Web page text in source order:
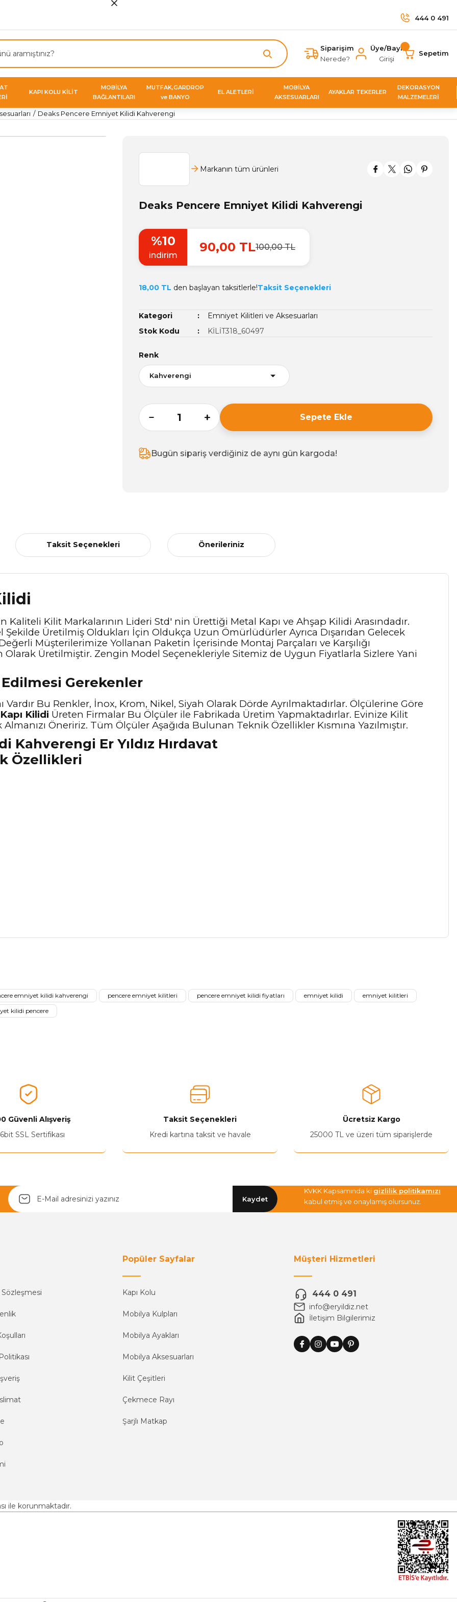
444 0 491
Siparişim
Nerede?
Üye/Bayi
Girişi
Sepetim
KAPI KOLU KİLİT
MOBİLYA
BAĞLANTILARI
MUTFAK,GARDROP
ve BANYO
EL ALETLERİ
MOBİLYA
AKSESUARLARI
AYAKLAR TEKERLER
DEKORASYON
MALZEMELERİ
Deaks Pencere Emniyet Kilidi Kahverengi
Markanın tüm ürünleri
Deaks Pencere Emniyet Kilidi Kahverengi
%10
indirim
90,00 TL100,00 TL
18,00 TL den başlayan taksitlerle!Taksit Seçenekleri
Kategori
Emniyet Kilitleri ve Aksesuarları
Stok Kodu
KİLİT318_60497
Renk
Sepete Ekle
Bugün sipariş verdiğiniz de aynı gün kargoda!
Taksit Seçenekleri Önerileriniz
Kilit Markalarının Lideri Std' nin Ürettiği Metal Kapı ve Ahşap Kilidi Arasındadır.
Üretilmiş Oldukları İçin Oldukça Uzun Ömürlüdürler Ayrıca Dışarıdan Gelecek
Müşterilerimize Yollanan Paketin İçerisinde Montaj Parçaları ve Karşılığı
Üretilmiştir. Zengin Model Seçenekleriyle Sitemiz de Uygun Fiyatlarla Sizlere Yani
Gerekenler
Vardır Bu Renkler, İnox, Krom, Nikel, Siyah Olarak Dörde Ayrılmaktadırlar. Ölçülerine Göre
Kapı Kilidi Üreten Firmalar Bu Ölçüler ile Fabrikada Üretim Yapmaktadırlar. Evinize Kilit
Öneririz. Tüm Ölçüler Aşağıda Bulunan Teknik Özellikler Kısmına Yazılmıştır.
Özellikleri
Ürünü Değerlendir 😂😊😍😐🤔😡
emniyet kilidi kahverengi pencere emniyet kilitleri pencere emniyet kilidi fiyatları emniyet kilidi
emniyet kilitleri
kilidi pencere
Güvenli Alışveriş
SSL Sertifikası
Taksit Seçenekleri
Kredi kartına taksit ve havale
Ücretsiz Kargo
25000 TL ve üzeri tüm siparişlerde
Kaydet
KVKK Kapsamında ki gizlilik politikamızı
kabul etmiş ve onaylamış olursunuz.
Sözleşmesi
Popüler Sayfalar
Kapı Kolu
Mobilya Kulpları
Mobilya Ayakları
Mobilya Aksesuarları
Kilit Çeşitleri
Çekmece Rayı
Şarjlı Matkap
Müşteri Hizmetleri
444 0 491
info@eryildiz.net
İletişim Bilgilerimiz
ile korunmaktadır.